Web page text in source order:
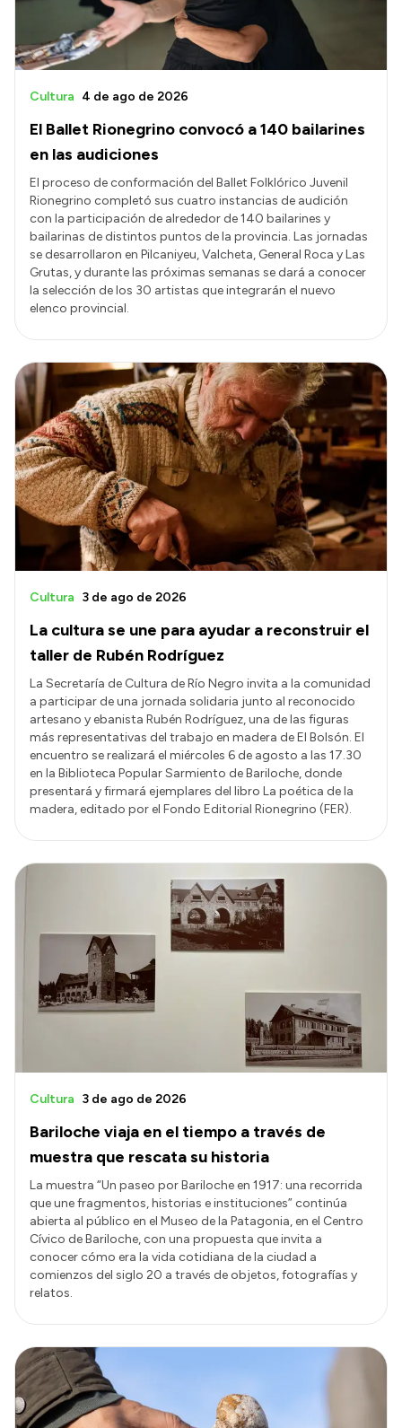
El Ballet Rionegrino convocó a 140 bailarines
en las audiciones
Cultura 4 de ago de 2026
El proceso de conformación del Ballet Folklórico Juvenil
Rionegrino completó sus cuatro instancias de audición
con la participación de alrededor de 140 bailarines y
bailarinas de distintos puntos de la provincia. Las jornadas
se desarrollaron en Pilcaniyeu, Valcheta, General Roca y Las
Grutas, y durante las próximas semanas se dará a conocer
la selección de los 30 artistas que integrarán el nuevo
elenco provincial.
La cultura se une para ayudar a reconstruir el
taller de Rubén Rodríguez
Cultura 3 de ago de 2026
La Secretaría de Cultura de Río Negro invita a la comunidad
a participar de una jornada solidaria junto al reconocido
artesano y ebanista Rubén Rodríguez, una de las figuras
más representativas del trabajo en madera de El Bolsón. El
encuentro se realizará el miércoles 6 de agosto a las 17.30
en la Biblioteca Popular Sarmiento de Bariloche, donde
presentará y firmará ejemplares del libro La poética de la
madera, editado por el Fondo Editorial Rionegrino (FER).
Bariloche viaja en el tiempo a través de
muestra que rescata su historia
Cultura 3 de ago de 2026
La muestra “Un paseo por Bariloche en 1917: una recorrida
que une fragmentos, historias e instituciones” continúa
abierta al público en el Museo de la Patagonia, en el Centro
Cívico de Bariloche, con una propuesta que invita a
conocer cómo era la vida cotidiana de la ciudad a
comienzos del siglo 20 a través de objetos, fotografías y
relatos.